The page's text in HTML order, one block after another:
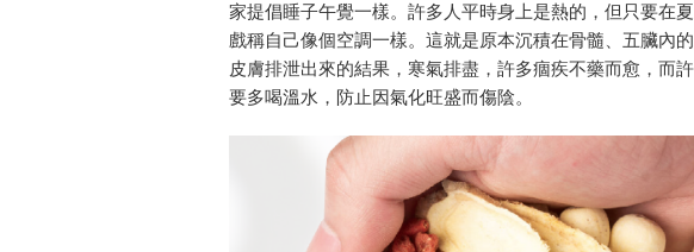
家提倡睡子午覺一樣。許多人平時身上是熱的，但只要在
戲稱自己像個空調一樣。這就是原本沉積在骨髓、五臟內
皮膚排泄出來的結果，寒氣排盡，許多痼疾不藥而愈，而
要多喝溫水，防止因氣化旺盛而傷陰。